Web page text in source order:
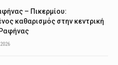
– Πικερμίου:
καθαρισμός στην κεντρική